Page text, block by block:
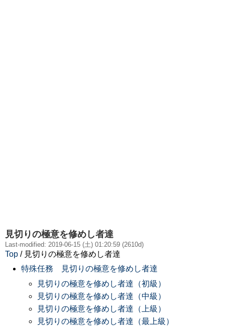
見切りの極意を修めし者達
Last-modified: 2019-06-15 (土) 01:20:59 (2610d)
Top / 見切りの極意を修めし者達
特殊任務 見切りの極意を修めし者達
見切りの極意を修めし者達（初級）
見切りの極意を修めし者達（中級）
見切りの極意を修めし者達（上級）
見切りの極意を修めし者達（最上級）